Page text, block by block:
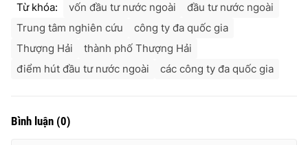
Từ khóa: vốn đầu tư nước ngoài
đầu tư nước ngoài
Trung tâm nghiên cứu
công ty đa quốc gia
Thượng Hải
thành phố Thượng Hải
điểm hút đầu tư nước ngoài
các công ty đa quốc gia
Bình luận (0)